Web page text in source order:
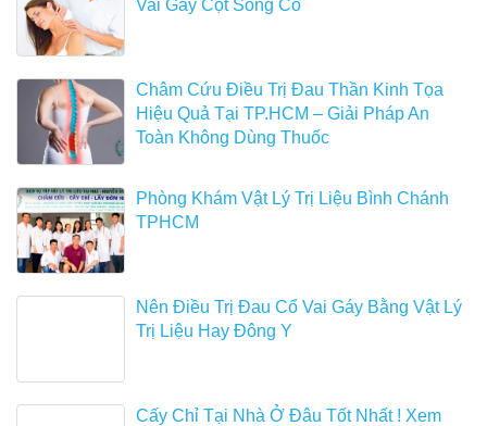
Vai Gáy Cột Sống Cổ
Châm Cứu Điều Trị Đau Thần Kinh Tọa
Hiệu Quả Tại TP.HCM – Giải Pháp An
Toàn Không Dùng Thuốc
Phòng Khám Vật Lý Trị Liệu Bình Chánh
TPHCM
Nên Điều Trị Đau Cổ Vai Gáy Bằng Vật Lý
Trị Liệu Hay Đông Y
Cấy Chỉ Tại Nhà Ở Đâu Tốt Nhất ! Xem